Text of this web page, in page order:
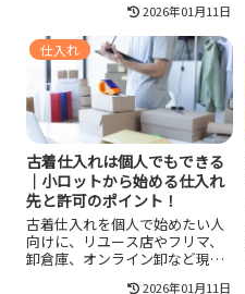
とです。買取不可品目や本人確
認など公式ルールを確認しつ
つ、古物商許可や税金の論点も
一次情報で整理すれば、損を避
けながら安定して積み上げられ
ます。
2026年01月11日
仕入れ
古着仕入れは個人でもできる
｜小ロットから始める仕入れ
先と許可のポイント！
古着仕入れを個人で始めたい人
向けに、リユース店やフリマ、
卸倉庫、オンライン卸など現実
2026年01月11日